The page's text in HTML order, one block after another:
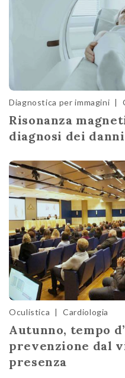
Diagnostica per immagini |
Risonanza
diagnosi dei
Oculistica | Cardiologia
Autunno, tempo
prevenzione dal
presenza